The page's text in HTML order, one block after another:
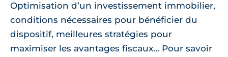
Optimisation d’un investissement immobilier,
conditions nécessaires pour bénéficier du
dispositif, meilleures stratégies pour
maximiser les avantages fiscaux... Pour savoir